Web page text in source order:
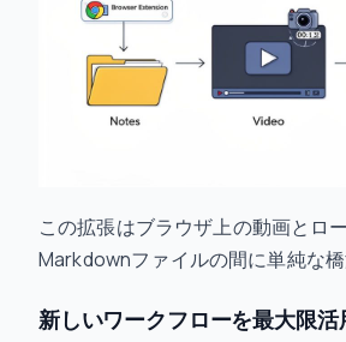
この拡張はブラウザ上の動画とロ
Markdownファイルの間に単純な橋
新しいワークフローを最大限活